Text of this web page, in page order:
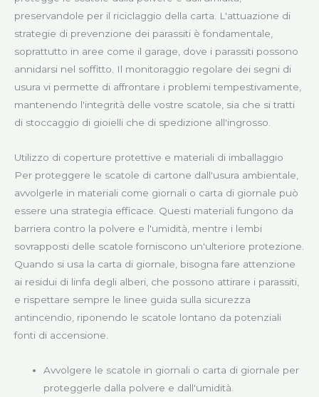
preservandole per il riciclaggio della carta. L'attuazione di
strategie di prevenzione dei parassiti è fondamentale,
soprattutto in aree come il garage, dove i parassiti possono
annidarsi nel soffitto. Il monitoraggio regolare dei segni di
usura vi permette di affrontare i problemi tempestivamente,
mantenendo l'integrità delle vostre scatole, sia che si tratti
di stoccaggio di gioielli che di spedizione all'ingrosso.
Utilizzo di coperture protettive e materiali di imballaggio
Per proteggere le scatole di cartone dall'usura ambientale,
avvolgerle in materiali come giornali o carta di giornale può
essere una strategia efficace. Questi materiali fungono da
barriera contro la polvere e l'umidità, mentre i lembi
sovrapposti delle scatole forniscono un'ulteriore protezione.
Quando si usa la carta di giornale, bisogna fare attenzione
ai residui di linfa degli alberi, che possono attirare i parassiti,
e rispettare sempre le linee guida sulla sicurezza
antincendio, riponendo le scatole lontano da potenziali
fonti di accensione.
Avvolgere le scatole in giornali o carta di giornale per
proteggerle dalla polvere e dall'umidità.